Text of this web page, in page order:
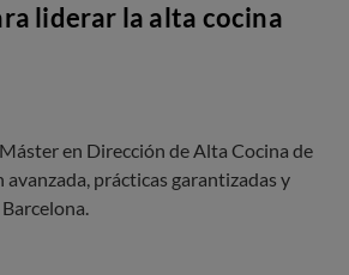
liderar la alta cocina
en Dirección de Alta Cocina de
avanzada, prácticas garantizadas y